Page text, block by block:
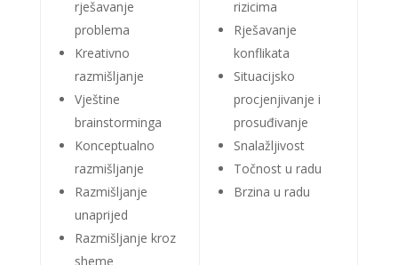
rješavanje
problema
Kreativno
razmišljanje
Vještine
brainstorminga
Konceptualno
razmišljanje
Razmišljanje
unaprijed
Razmišljanje kroz
sheme
rizicima
Rješavanje
konflikata
Situacijsko
procjenjivanje i
prosuđivanje
Snalažljivost
Točnost u radu
Brzina u radu